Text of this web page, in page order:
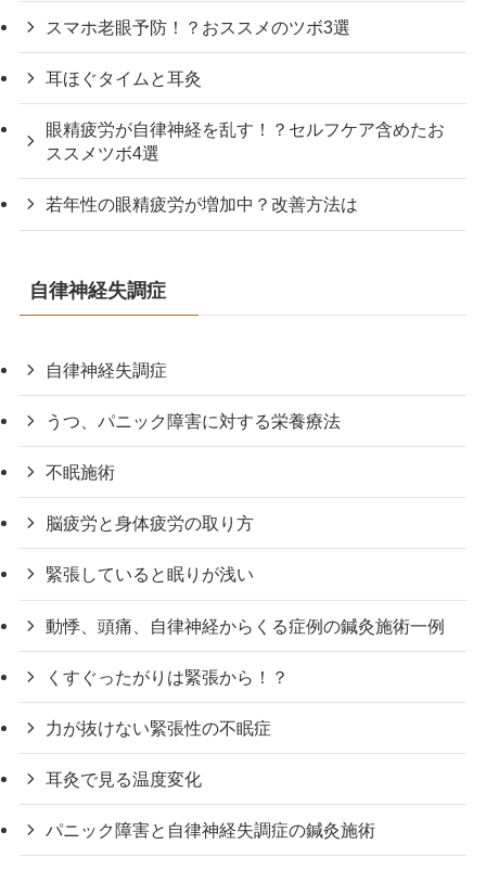
スマホ老眼予防！？おススメのツボ3選
耳ほぐタイムと耳灸
眼精疲労が自律神経を乱す！？セルフケア含めたお
ススメツボ4選
若年性の眼精疲労が増加中？改善方法は
自律神経失調症
自律神経失調症
うつ、パニック障害に対する栄養療法
不眠施術
脳疲労と身体疲労の取り方
緊張していると眠りが浅い
動悸、頭痛、自律神経からくる症例の鍼灸施術一例
くすぐったがりは緊張から！？
力が抜けない緊張性の不眠症
耳灸で見る温度変化
パニック障害と自律神経失調症の鍼灸施術